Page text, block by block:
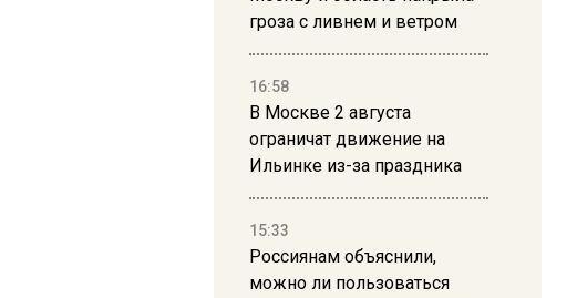
гроза с ливнем и ветром
16:58
В Москве 2 августа
ограничат движение на
Ильинке из-за праздника
15:33
Россиянам объяснили,
можно ли пользоваться